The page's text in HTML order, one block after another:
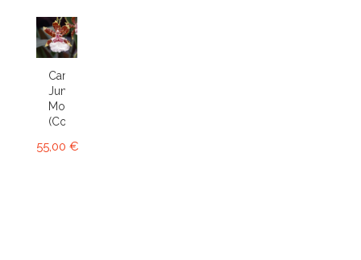
Cambria
Jungle
Monarch
(Colm.)
55,00 €